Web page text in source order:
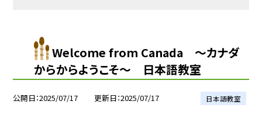
Welcome from Canada ～カナダ
からからようこそ～ 日本語教室
公開日 2025/07/17 更新日 2025/07/17 日本語教室